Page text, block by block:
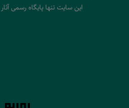
این سایت تنها پایگاه رسمی